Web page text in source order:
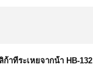
ติดต่อเรา ขออ้าง
ก้าที่ระเหยจากน้ํา HB-132